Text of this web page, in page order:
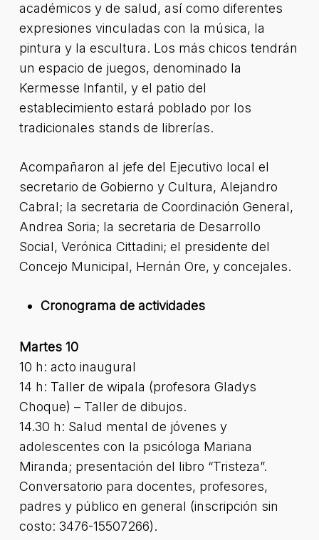
académicos y de salud, así como diferentes
expresiones vinculadas con la música, la
pintura y la escultura. Los más chicos tendrán
un espacio de juegos, denominado la
Kermesse Infantil, y el patio del
establecimiento estará poblado por los
tradicionales stands de librerías.
Acompañaron al jefe del Ejecutivo local el
secretario de Gobierno y Cultura, Alejandro
Cabral; la secretaria de Coordinación General,
Andrea Soria; la secretaria de Desarrollo
Social, Verónica Cittadini; el presidente del
Concejo Municipal, Hernán Ore, y concejales.
Cronograma de actividades
Martes 10
10 h: acto inaugural
14 h: Taller de wipala (profesora Gladys
Choque) – Taller de dibujos.
14.30 h: Salud mental de jóvenes y
adolescentes con la psicóloga Mariana
Miranda; presentación del libro “Tristeza”.
Conversatorio para docentes, profesores,
padres y público en general (inscripción sin
costo: 3476-15507266).